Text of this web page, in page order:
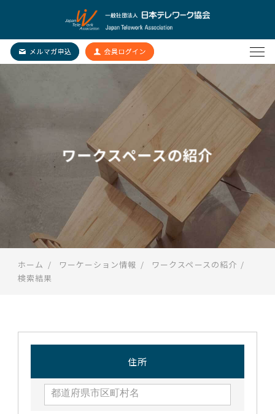
ワークスペースの紹介
ホーム ワーケーション情報
ワークスペースの紹介
検索結果
住所